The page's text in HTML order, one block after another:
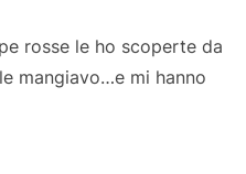
rosse le ho scoperte da
mangiavo…e mi hanno